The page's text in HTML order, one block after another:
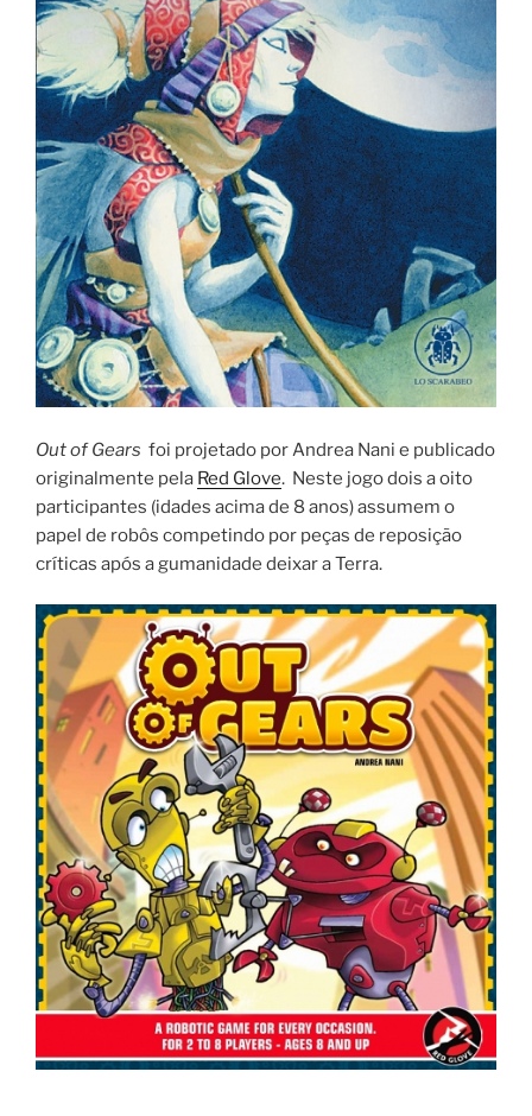
Out of Gears foi projetado por Andrea Nani e publicado
originalmente pela Red Glove. Neste jogo dois a oito
participantes (idades acima de 8 anos) assumem o
papel de robôs competindo por peças de reposição
críticas após a gumanidade deixar a Terra.